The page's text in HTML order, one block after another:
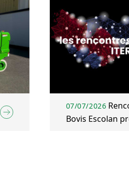
07/07/2026
Bovis Escolan